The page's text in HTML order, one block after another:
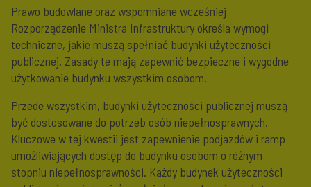
Prawo budowlane oraz wspomniane wcześniej
Rozporządzenie Ministra Infrastruktury określa wymogi
techniczne, jakie muszą spełniać budynki użyteczności
publicznej. Zasady te mają zapewnić bezpieczne i wygodne
użytkowanie budynku wszystkim osobom.
Przede wszystkim, budynki użyteczności publicznej muszą
być dostosowane do potrzeb osób niepełnosprawnych.
Kluczowe w tej kwestii jest zapewnienie podjazdów i ramp
umożliwiających dostęp do budynku osobom o różnym
stopniu niepełnosprawności. Każdy budynek użyteczności